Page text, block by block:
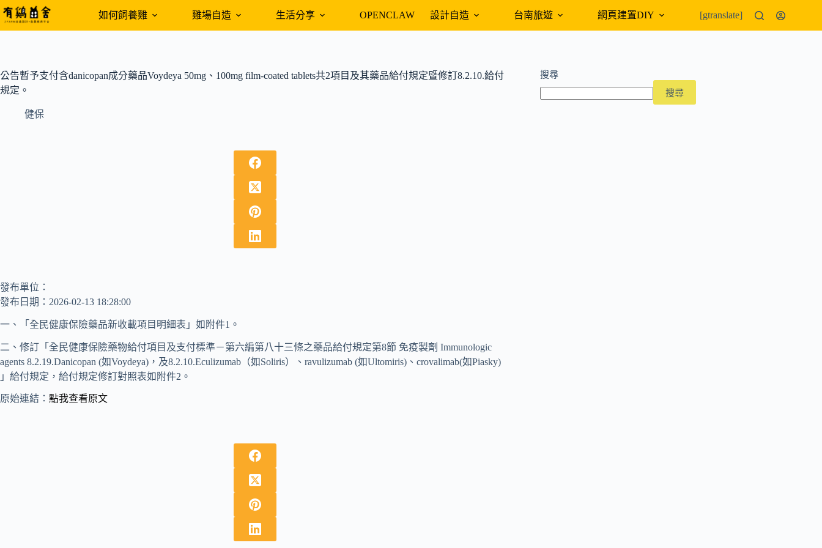
跳
至
容
如何飼養雞 雞場自造 生活分享 OPENCLAW 設計自造 台南旅遊 網頁建置DIY 外幣匯率
[gtranslate]
公告暫予支付含danicopan成分藥品Voydeya 50mg、100mg film-coated tablets共2項目及其藥品給付規定暨修訂8.2.10.給付
規定。
健保
發布單位：
發布日期：2026-02-13 18:28:00
一、「全民健康保險藥品新收載項目明細表」如附件1。
二、修訂「全民健康保險藥物給付項目及支付標準－第六編第八十三條之藥品給付規定第8節 免疫製劑 Immunologic
agents 8.2.19.Danicopan (如Voydeya)，及8.2.10.Eculizumab（如Soliris）、ravulizumab (如Ultomiris)、crovalimab(如Piasky)
」給付規定，給付規定修訂對照表如附件2。
原始連結： 點我查看原文
搜尋
搜尋